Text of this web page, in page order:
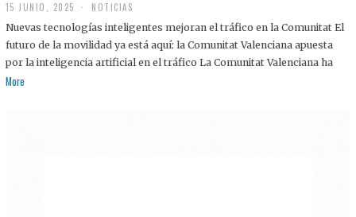
15 JUNIO, 2025 NOTICIAS
Nuevas tecnologías inteligentes mejoran el tráfico en la Comunitat El
futuro de la movilidad ya está aquí: la Comunitat Valenciana apuesta
por la inteligencia artificial en el tráfico La Comunitat Valenciana ha
More